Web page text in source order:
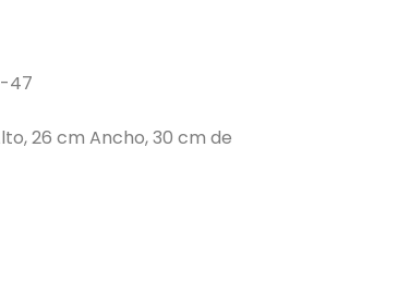
47
26 cm Ancho, 30 cm de